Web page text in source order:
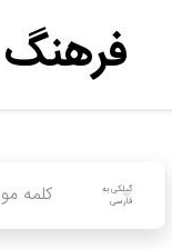
گیلکی به
فارسی